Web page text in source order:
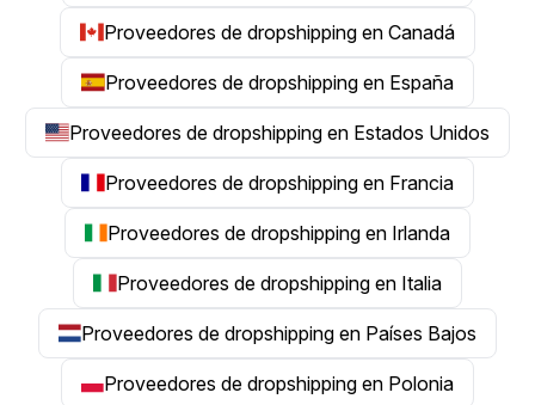
Proveedores de dropshipping en Canadá
Proveedores de dropshipping en España
Proveedores de dropshipping en Estados Unidos
Proveedores de dropshipping en Francia
Proveedores de dropshipping en Irlanda
Proveedores de dropshipping en Italia
Proveedores de dropshipping en Países Bajos
Proveedores de dropshipping en Polonia